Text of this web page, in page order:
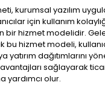
kurumsal yazılım
için kullanım
hizmet modelidir.
bu hizmet modeli,
dağıtımlarını
sağlayarak
yardımcı olur.